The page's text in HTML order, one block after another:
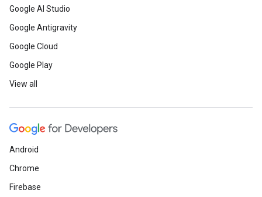
Google AI Studio
Google Antigravity
Google Cloud
Google Play
View all
Android
Chrome
Firebase